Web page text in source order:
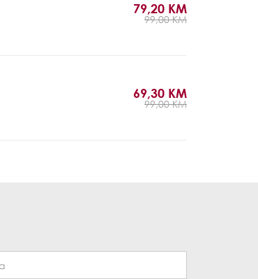
79,20 KM
99,00 KM
69,30 KM
99,00 KM